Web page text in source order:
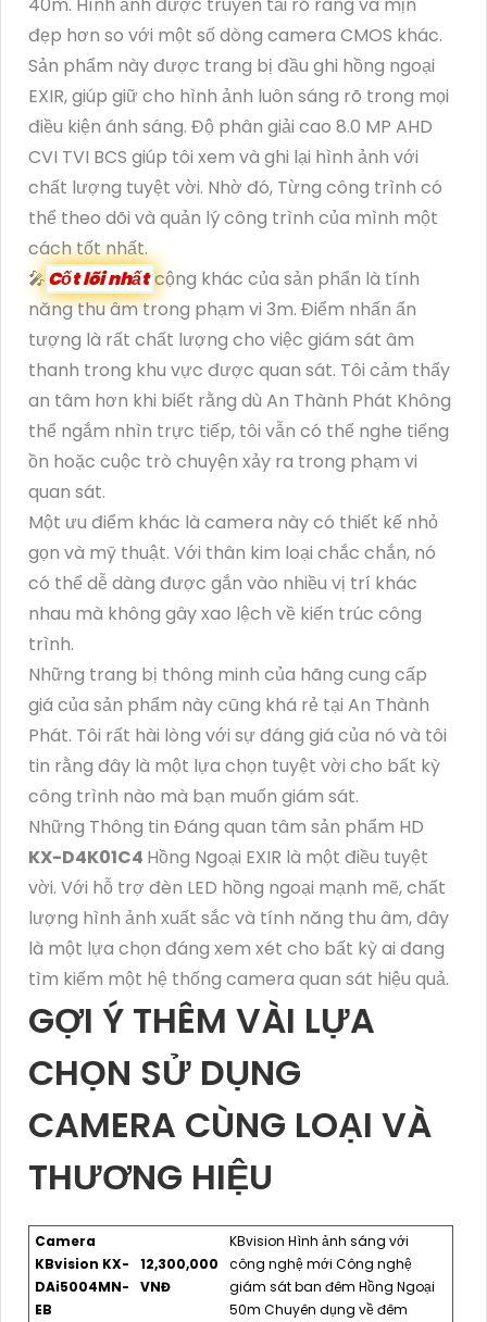
đẹp hơn so với một số dòng camera CMOS khác.
Sản phẩm này được trang bị đầu ghi hồng ngoại
EXIR, giúp giữ cho hình ảnh luôn sáng rõ trong mọi
điều kiện ánh sáng. Độ phân giải cao 8.0 MP AHD
CVI TVI BCS giúp tôi xem và ghi lại hình ảnh với
chất lượng tuyệt vời. Nhờ đó, Từng công trình có
thể theo dõi và quản lý công trình của mình một
cách tốt nhất.
🎤Cốt lõi nhấtcộng khác của sản phẩn là tính
năng thu âm trong phạm vi 3m. Điểm nhấn ấn
tượng là rất chất lượng cho việc giám sát âm
thanh trong khu vực được quan sát. Tôi cảm thấy
an tâm hơn khi biết rằng dù An Thành Phát Không
thể ngắm nhìn trực tiếp, tôi vẫn có thể nghe tiếng
ồn hoặc cuộc trò chuyện xảy ra trong phạm vi
quan sát.
Một ưu điểm khác là camera này có thiết kế nhỏ
gọn và mỹ thuật. Với thân kim loại chắc chắn, nó
có thể dễ dàng được gắn vào nhiều vị trí khác
nhau mà không gây xao lệch về kiến trúc công
trình.
Những trang bị thông minh của hãng cung cấp
giá của sản phẩm này cũng khá rẻ tại An Thành
Phát. Tôi rất hài lòng với sự đáng giá của nó và tôi
tin rằng đây là một lựa chọn tuyệt vời cho bất kỳ
công trình nào mà bạn muốn giám sát.
Những Thông tin Đáng quan tâm sản phẩm HD
KX-D4K01C4 Hồng Ngoại EXIR là một điều tuyệt
vời. Với hỗ trợ đèn LED hồng ngoại mạnh mẽ, chất
lượng hình ảnh xuất sắc và tính năng thu âm, đây
là một lựa chọn đáng xem xét cho bất kỳ ai đang
tìm kiếm một hệ thống camera quan sát hiệu quả.
GỢI Ý THÊM VÀI LỰA
CHỌN SỬ DỤNG
CAMERA CÙNG LOẠI VÀ
THƯƠNG HIỆU
Camera
KBvision KX-
DAi5004MN-
EB
12,300,000
VNĐ
KBvision Hình ảnh sáng với
công nghệ mới Công nghệ
giám sát ban đêm Hồng Ngoại
50m Chuyên dụng về đêm